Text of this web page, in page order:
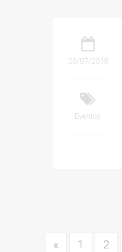
26/07/2018
Eventos
« 1 2